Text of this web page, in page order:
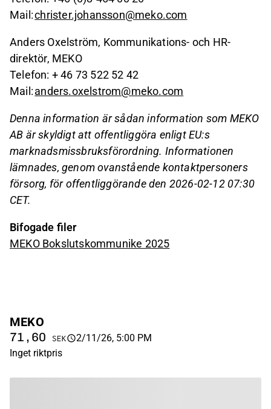
Mail:christer.johansson@meko.com
Anders Oxelström, Kommunikations- och HR-
direktör, MEKO
Telefon: + 46 73 522 52 42
Mail:anders.oxelstrom@meko.com
Denna information är sådan information som MEKO
AB är skyldigt att offentliggöra enligt EU:s
marknadsmissbruksförordning. Informationen
lämnades, genom ovanstående kontaktpersoners
försorg, för offentliggörande den 2026-02-12 07:30
CET.
Bifogade filer
MEKO Bokslutskommunike 2025
MEKO
71,60 SEK
2/11/26, 5:00 PM
Inget riktpris